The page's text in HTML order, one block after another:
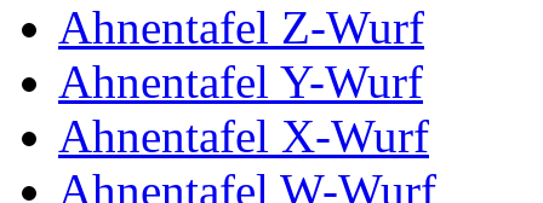
Ahnentafel Z-Wurf
Ahnentafel Y-Wurf
Ahnentafel X-Wurf
Ahnentafel W-Wurf